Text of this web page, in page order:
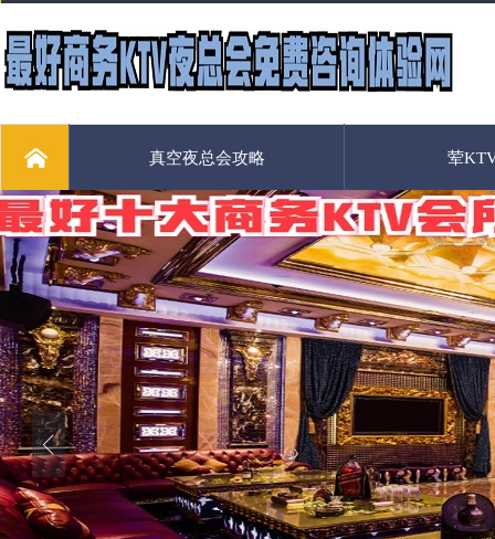
真空夜总会攻略 荤